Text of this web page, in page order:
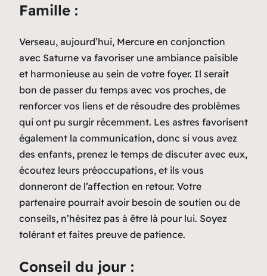
Famille :
Verseau, aujourd’hui, Mercure en conjonction
avec Saturne va favoriser une ambiance paisible
et harmonieuse au sein de votre foyer. Il serait
bon de passer du temps avec vos proches, de
renforcer vos liens et de résoudre des problèmes
qui ont pu surgir récemment. Les astres favorisent
également la communication, donc si vous avez
des enfants, prenez le temps de discuter avec eux,
écoutez leurs préoccupations, et ils vous
donneront de l’affection en retour. Votre
partenaire pourrait avoir besoin de soutien ou de
conseils, n’hésitez pas à être là pour lui. Soyez
tolérant et faites preuve de patience.
Conseil du jour :